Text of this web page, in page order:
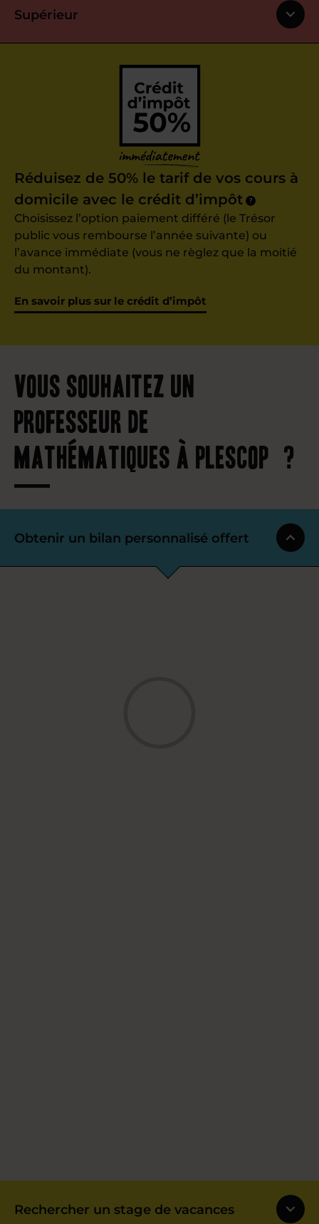
Supérieur
Réduisez de 50% le tarif de vos cours à
domicile avec le crédit d’impôt
?
Choisissez l’option paiement différé (le Trésor
public vous rembourse l’année suivante) ou
l’avance immédiate (vous ne règlez que la moitié
du montant).
En savoir plus sur le crédit d’impôt
Vous souhaitez un
professeur de
mathématiques à Plescop ?
Obtenir un bilan personnalisé offert
Rechercher un stage de vacances